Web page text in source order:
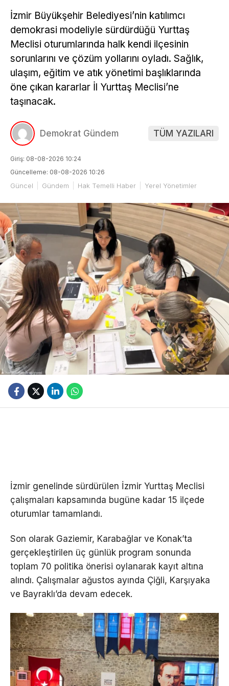
İzmir Büyükşehir Belediyesi’nin katılımcı
demokrasi modeliyle sürdürdüğü Yurttaş
Meclisi oturumlarında halk kendi ilçesinin
sorunlarını ve çözüm yollarını oyladı. Sağlık,
ulaşım, eğitim ve atık yönetimi başlıklarında
öne çıkan kararlar İl Yurttaş Meclisi’ne
taşınacak.
Demokrat Gündem TÜM YAZILARI
Giriş: 08-08-2026 10:24
Güncelleme: 08-08-2026 10:26
Güncel Gündem Hak Temelli Haber Yerel Yönetimler
İzmir genelinde sürdürülen İzmir Yurttaş Meclisi
çalışmaları kapsamında bugüne kadar 15 ilçede
oturumlar tamamlandı.
Son olarak Gaziemir, Karabağlar ve Konak’ta
gerçekleştirilen üç günlük program sonunda
toplam 70 politika önerisi oylanarak kayıt altına
alındı. Çalışmalar ağustos ayında Çiğli, Karşıyaka
ve Bayraklı’da devam edecek.